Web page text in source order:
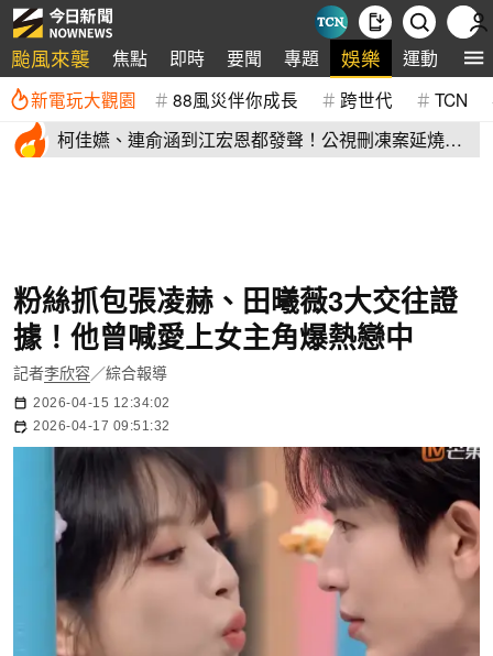
颱風來襲 焦點 即時 要聞 專題 娛樂 運動 全
新電玩大觀園 88風災伴你成長 跨世代 TCN
柯佳嬿、連俞涵到江宏恩都發聲！公視刪凍案延燒
粉絲抓包張凌赫、田曦薇3大交往證
據！他曾喊愛上女主角爆熱戀中
記者李欣容／綜合報導
2026-04-15 12:34:02
2026-04-17 09:51:32